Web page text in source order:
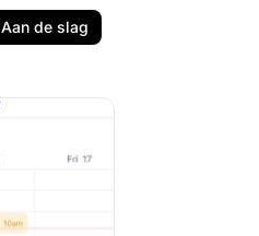
Aan de slag